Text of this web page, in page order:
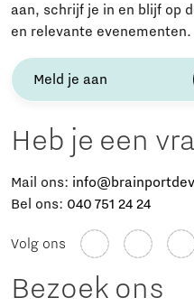
aan, schrijf je in en blijf op
en relevante evenementen.
Meld je aan
Heb je een
Mail ons:
Bel ons: 040 751 24 24
Volg ons
Bezoek ons